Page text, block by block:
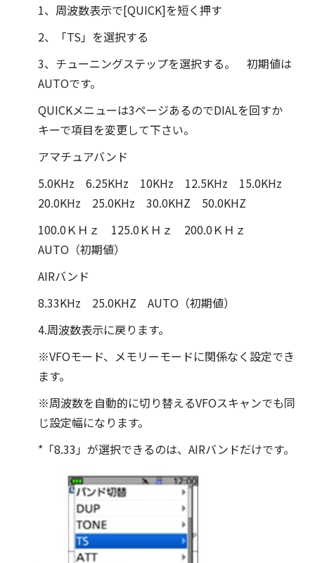
1、周波数表示で[QUICK]を短く押す
2、「TS」を選択する
3、チューニングステップを選択する。 初期値は
AUTOです。
QUICKメニューは3ページあるのでDIALを回すか
キーで項目を変更して下さい。
アマチュアバンド
5.0KHz 6.25KHz 10KHz 12.5KHz 15.0KHz
20.0KHz 25.0KHz 30.0KHZ 50.0KHZ
100.0ＫＨｚ 125.0ＫＨｚ 200.0ＫＨｚ
AUTO（初期値）
AIRバンド
8.33KHz 25.0KHZ AUTO（初期値）
4.周波数表示に戻ります。
※VFOモード、メモリーモードに関係なく設定でき
ます。
※周波数を自動的に切り替えるVFOスキャンでも同
じ設定幅になります。
*「8.33」が選択できるのは、AIRバンドだけです。